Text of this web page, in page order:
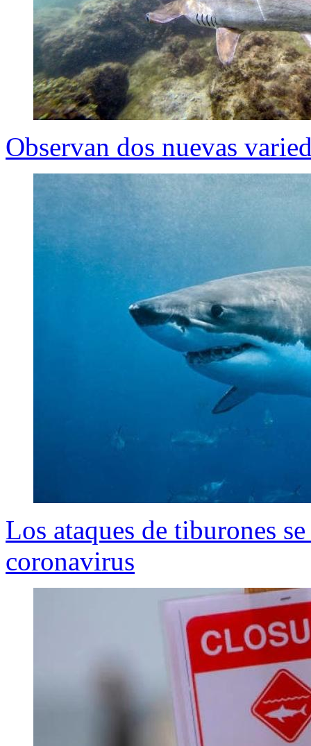
Observan dos nuevas
Los ataques de tiburones
coronavirus